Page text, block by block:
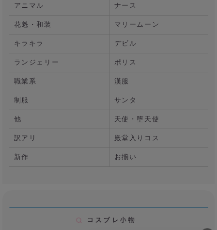
アニマル
ナース
花魁・和装
マリームーン
キラキラ
デビル
ランジェリー
ポリス
職業系
漢服
制服
サンタ
他
天使・堕天使
訳アリ
殿堂入りコス
新作
お揃い